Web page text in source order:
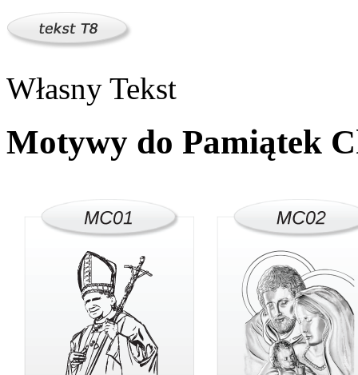
Własny Tekst
Motywy do Pamiątek